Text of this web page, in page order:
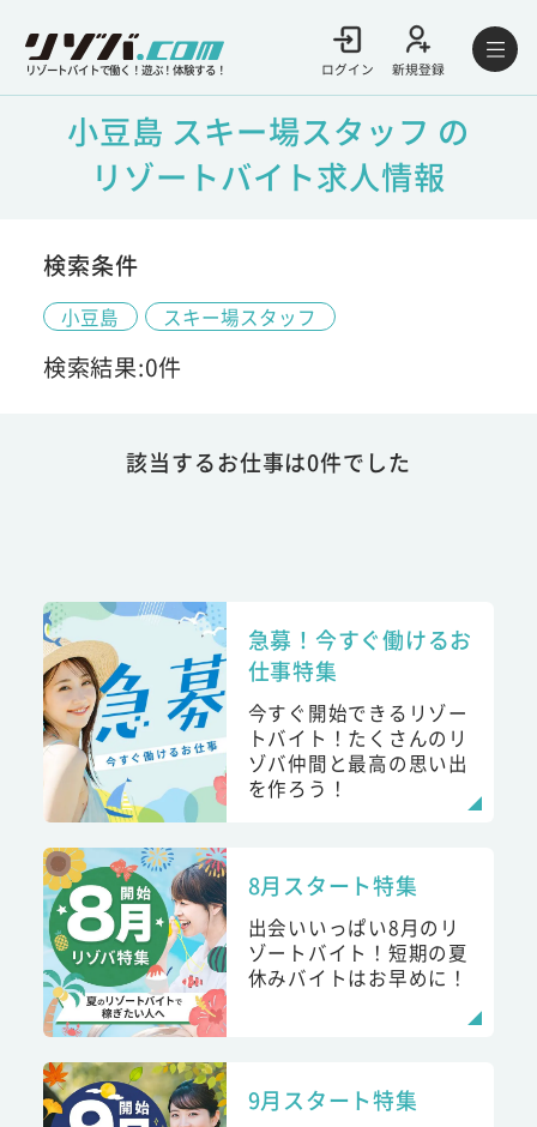
リゾートバイトで働く！遊ぶ！体験する！ ログイン 新規登録
小豆島 スキー場スタッフ の
リゾートバイト求人情報
検索条件
小豆島 スキー場スタッフ
検索結果:0件
該当するお仕事は0件でした
急募！今すぐ働けるお
仕事特集
今すぐ開始できるリゾー
トバイト！たくさんのリ
ゾバ仲間と最高の思い出
を作ろう！
8月スタート特集
出会いいっぱい8月のリ
ゾートバイト！短期の夏
休みバイトはお早めに！
9月スタート特集